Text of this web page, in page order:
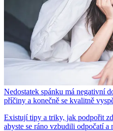
Nedostatek spánku má negativní
příčiny a konečně se kvalitně
Existují tipy a triky, jak podpořit
abyste se ráno vzbudili odpočatí a